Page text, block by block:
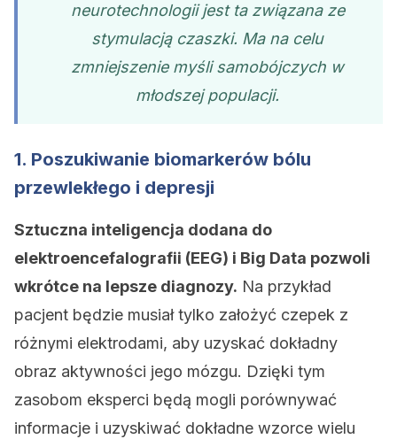
neurotechnologii jest ta związana ze
stymulacją czaszki. Ma na celu
zmniejszenie myśli samobójczych w
młodszej populacji.
1. Poszukiwanie biomarkerów bólu
przewlekłego i depresji
Sztuczna inteligencja dodana do
elektroencefalografii (EEG) i Big Data pozwoli
wkrótce na lepsze diagnozy. Na przykład
pacjent będzie musiał tylko założyć czepek z
różnymi elektrodami, aby uzyskać dokładny
obraz aktywności jego mózgu. Dzięki tym
zasobom eksperci będą mogli porównywać
informacje i uzyskiwać dokładne wzorce wielu